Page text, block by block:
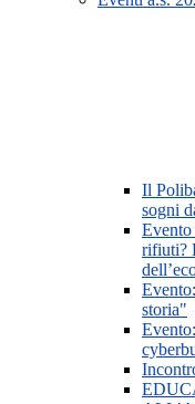
Il
sogni
rifiuti?
storia"